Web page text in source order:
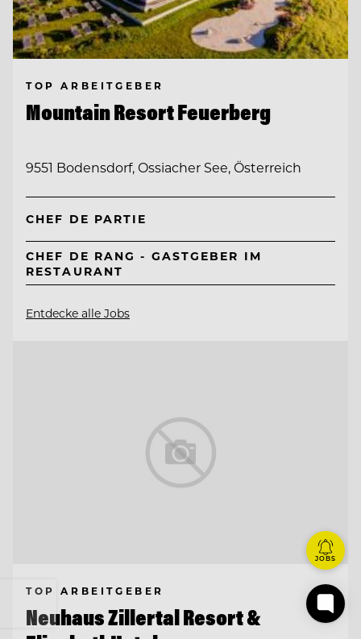
TOP ARBEITGEBER
Mountain Resort Feuerberg
9551 Bodensdorf, Ossiacher See, Österreich
CHEF DE PARTIE
CHEF DE RANG - GASTGEBER IM
RESTAURANT
Entdecke alle Jobs
TOP ARBEITGEBER
Neuhaus Zillertal Resort &
JOBS